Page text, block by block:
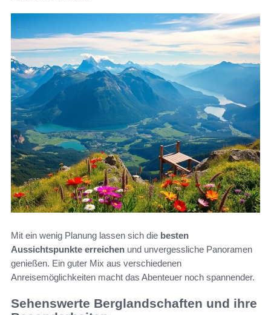
Mit ein wenig Planung lassen sich die besten
Aussichtspunkte erreichen und unvergessliche Panoramen
genießen. Ein guter Mix aus verschiedenen
Anreisemöglichkeiten macht das Abenteuer noch spannender.
Sehenswerte Berglandschaften und ihre